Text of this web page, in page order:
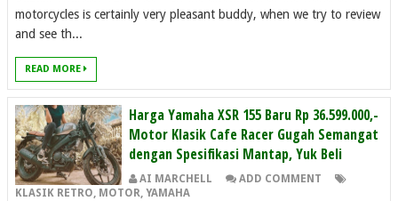
motorcycles is certainly very pleasant buddy, when we try to review
and see th...
READ MORE
Harga Yamaha XSR 155 Baru Rp 36.599.000,-
Motor Klasik Cafe Racer Gugah Semangat
dengan Spesifikasi Mantap, Yuk Beli
AI MARCHELL
ADD COMMENT
KLASIK RETRO, MOTOR, YAMAHA